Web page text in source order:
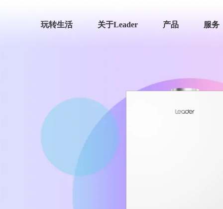
玩转生活 关于Leader 产品 服务